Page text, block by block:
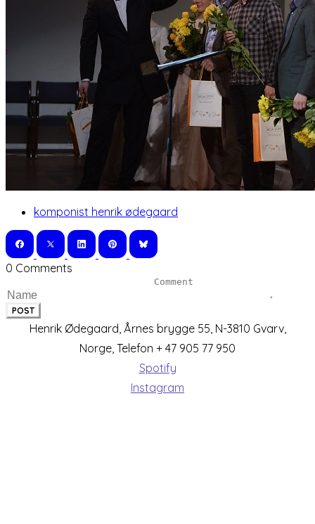
komponist henrik ødegaard
0 Comments
POST
Henrik Ødegaard, Årnes brygge 55, N-3810 Gvarv,
Norge, Telefon + 47 905 77 950
Spotify
Instagram